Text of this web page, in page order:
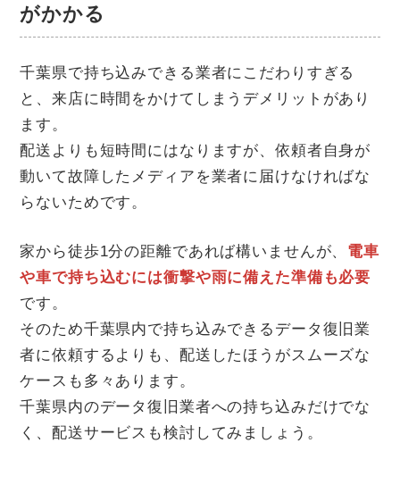
がかかる
千葉県で持ち込みできる業者にこだわりすぎる
と、来店に時間をかけてしまうデメリットがあり
ます。
配送よりも短時間にはなりますが、依頼者自身が
動いて故障したメディアを業者に届けなければな
らないためです。
家から徒歩1分の距離であれば構いませんが、 電車
や車で持ち込むには衝撃や雨に備えた準備も必要
です。
そのため千葉県内で持ち込みできるデータ復旧業
者に依頼するよりも、配送したほうがスムーズな
ケースも多々あります。
千葉県内のデータ復旧業者への持ち込みだけでな
く、配送サービスも検討してみましょう。